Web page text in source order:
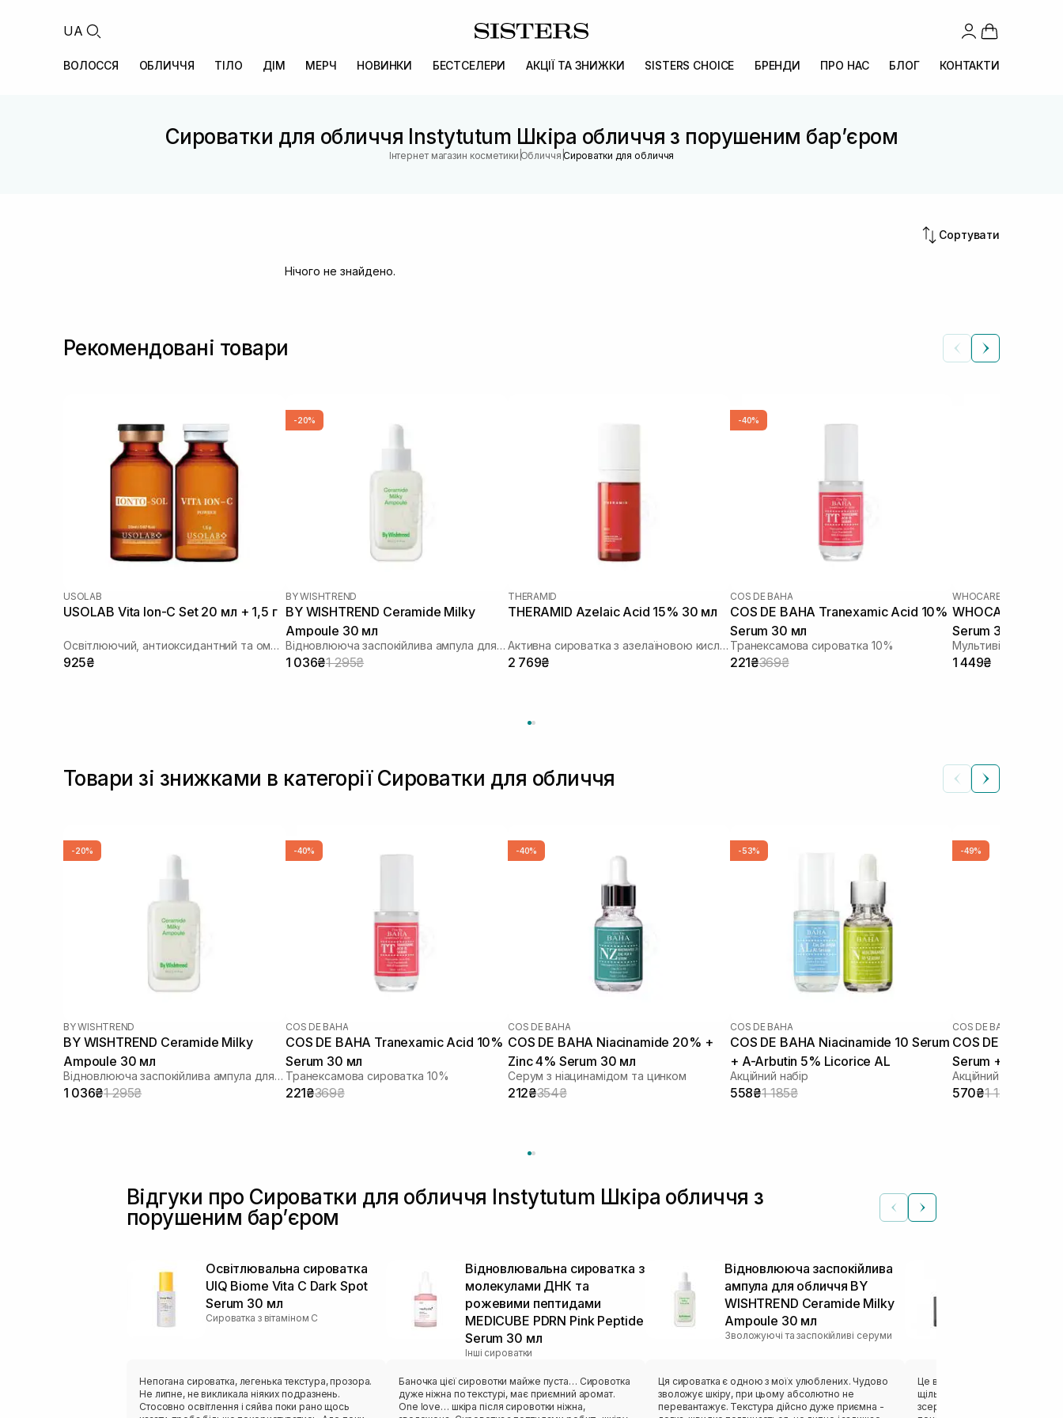
UA
ВОЛОССЯ ОБЛИЧЧЯ ТІЛО ДІМ МЕРЧ НОВИНКИ БЕСТСЕЛЕРИ АКЦІЇ ТА ЗНИЖКИ SISTERS CHOICE БРЕНДИ ПРО НАС БЛОГ КОНТАКТИ
Сироватки для обличчя Instytutum Шкіра обличчя з порушеним барʼєром
Інтернет магазин косметики |Обличчя |Сироватки для обличчя
Сортувати
Нічого не знайдено.
Рекомендовані товари
USOLAB
USOLAB Vita Ion-C Set 20 мл + 1,5 г
Освітлюючий, антиоксидантний та омолоджуючий набір
925₴
-20%
BY WISHTREND
BY WISHTREND Ceramide Milky
Ampoule 30 мл
Відновлююча заспокійлива ампула для обличчя
1 036₴1 295₴
THERAMID
THERAMID Azelaic Acid 15% 30 мл
Активна сироватка з азелаїновою кислотою
2 769₴
-40%
COS DE BAHA
COS DE BAHA Tranexamic Acid 10%
Serum 30 мл
Транексамова сироватка 10%
221₴369₴
WHOCARES
WHOCARES
Serum 30 мл
1 449₴
Товари зі знижками в категорії Сироватки для обличчя
-20%
BY WISHTREND
BY WISHTREND Ceramide Milky
Ampoule 30 мл
Відновлююча заспокійлива ампула для обличчя
1 036₴1 295₴
-40%
COS DE BAHA
COS DE BAHA Tranexamic Acid 10%
Serum 30 мл
Транексамова сироватка 10%
221₴369₴
-40%
COS DE BAHA
COS DE BAHA Niacinamide 20% +
Zinc 4% Serum 30 мл
Серум з ніацинамідом та цинком
212₴354₴
-53%
COS DE BAHA
COS DE BAHA Niacinamide 10 Serum
+ A-Arbutin 5% Licorice AL
Акційний набір
558₴1 185₴
-49%
COS DE BAHA
COS DE BAHA
Serum + Azelaic
Акційний набір
570₴1 125₴
Відгуки про Сироватки для обличчя Instytutum Шкіра обличчя з
порушеним барʼєром
Освітлювальна сироватка
UIQ Biome Vita C Dark Spot
Serum 30 мл
Сироватка з вітаміном С
Непогана сироватка, легенька текстура, прозора.
Не липне, не викликала ніяких подразнень.
Стосовно освітлення і сяйва поки рано щось
Відновлювальна сироватка з
молекулами ДНК та
рожевими пептидами
MEDICUBE PDRN Pink Peptide
Serum 30 мл
Інші сироватки
Баночка цієї сировотки майже пуста… Сировотка
дуже ніжна по текстурі, має приємний аромат.
One love… шкіра після сировотки ніжна,
Відновлююча заспокійлива
ампула для обличчя BY
WISHTREND Ceramide Milky
Ampoule 30 мл
Зволожуючі та заспокійливі серуми
Ця сироватка є одною з моїх улюблених. Чудово
зволожує шкіру, при цьому абсолютно не
перевантажує. Текстура дійсно дуже приємна -
Це вже моя третя баночка).
щільнішою, пружною та ніби
зсередини. Сироватка чудово знімає